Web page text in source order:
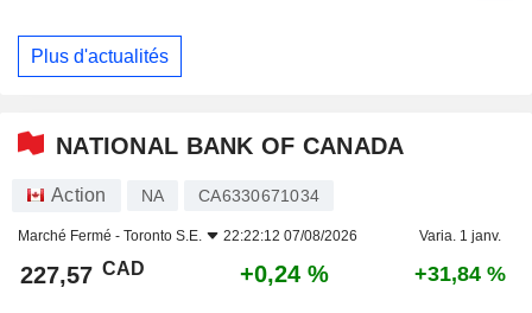
Plus d'actualités
NATIONAL BANK OF CANADA
Action NA CA6330671034
Marché Fermé - Toronto S.E. 22:22:12 07/08/2026 Varia. 1 janv.
227,57 CAD +0,24 % +31,84 %